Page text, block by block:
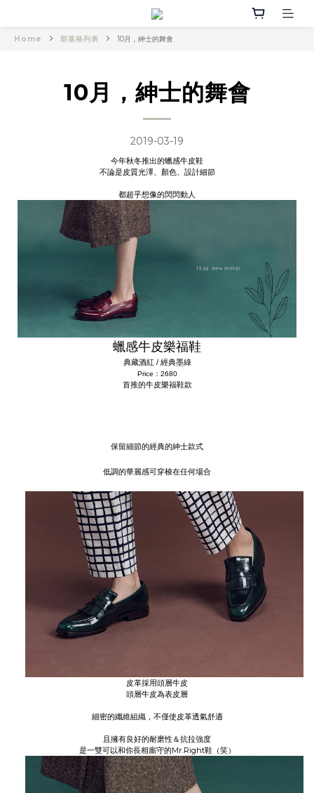
Home 部落格列表 10月，紳士的舞會
10月，紳士的舞會
2019-03-19
今年秋冬推出的蠟感牛皮鞋
不論是皮質光澤、顏色、設計細節
都超乎想像的閃閃動人
蠟感牛皮樂福鞋
典藏酒紅 / 經典墨綠
Price：2680
首推的牛皮樂福鞋款
保留細節的經典的紳士款式
低調的華麗感可穿梭在任何場合
皮革採用頭層牛皮
頭層牛皮為表皮層
細密的纖維組織，不僅使皮革透氣舒適
且擁有良好的耐磨性＆抗拉強度
是一雙可以和你長相廝守的Mr.Right鞋（笑）